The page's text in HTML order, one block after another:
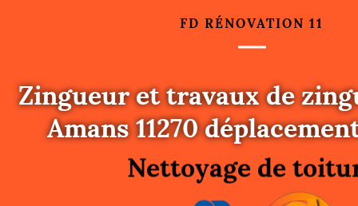
FD RÉNOVATION 11
Zingueur et travaux de
Amans 11270
Urgence fuite
Changement de
Nettoyage de